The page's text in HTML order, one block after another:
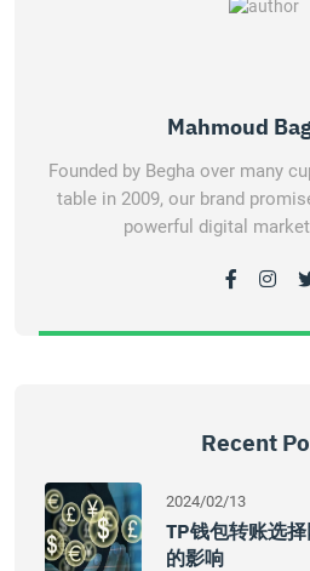
Mahmoud
Founded by Begha over many
table in 2009, our brand
powerful digital
Recent
2024/02/13
TP钱包转账选
的影响